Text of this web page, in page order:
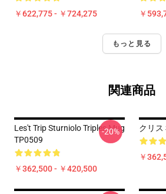
￥622,775 - ￥724,275 ￥
もっと見る
関連商品
Les't Trip Sturniolo Triples Mug
TP0509
￥362,500 - ￥420,500
-20% クリス
￥